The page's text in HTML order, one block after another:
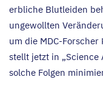
erbliche Blutleiden
ungewollten
um die MDC-Forscher
stellt jetzt in „Science
solche Folgen